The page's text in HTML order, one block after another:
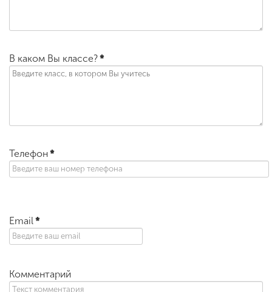
В каком Вы классе?*
Телефон*
Email*
Комментарий